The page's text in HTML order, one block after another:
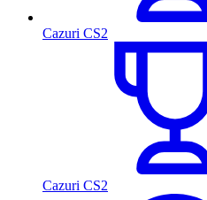
Cazuri CS2
Cazuri CS2